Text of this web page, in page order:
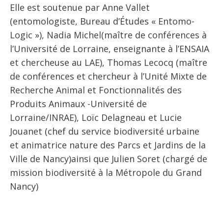
Elle est soutenue par Anne Vallet
(entomologiste, Bureau d’Études « Entomo-
Logic »), Nadia Michel(maître de conférences à
l’Université de Lorraine, enseignante à l’ENSAIA
et chercheuse au LAE), Thomas Lecocq (maître
de conférences et chercheur à l’Unité Mixte de
Recherche Animal et Fonctionnalités des
Produits Animaux -Université de
Lorraine/INRAE), Loïc Delagneau et Lucie
Jouanet (chef du service biodiversité urbaine
et animatrice nature des Parcs et Jardins de la
Ville de Nancy)ainsi que Julien Soret (chargé de
mission biodiversité à la Métropole du Grand
Nancy)